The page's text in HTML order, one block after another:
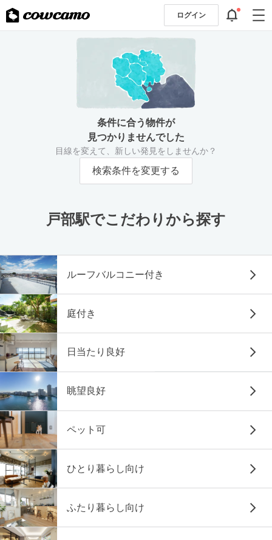
ログイン
条件に合う物件が
見つかりませんでした
目線を変えて、新しい発見をしませんか？
検索条件を変更する
戸部駅でこだわりから探す
ルーフバルコニー付き
庭付き
日当たり良好
眺望良好
ペット可
ひとり暮らし向け
ふたり暮らし向け